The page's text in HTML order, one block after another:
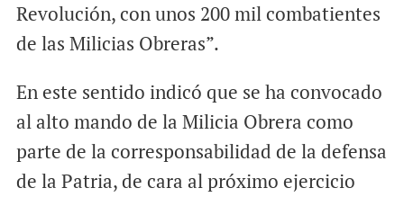
Revolución, con unos 200 mil combatientes
de las Milicias Obreras”.
En este sentido indicó que se ha convocado
al alto mando de la Milicia Obrera como
parte de la corresponsabilidad de la defensa
de la Patria, de cara al próximo ejercicio